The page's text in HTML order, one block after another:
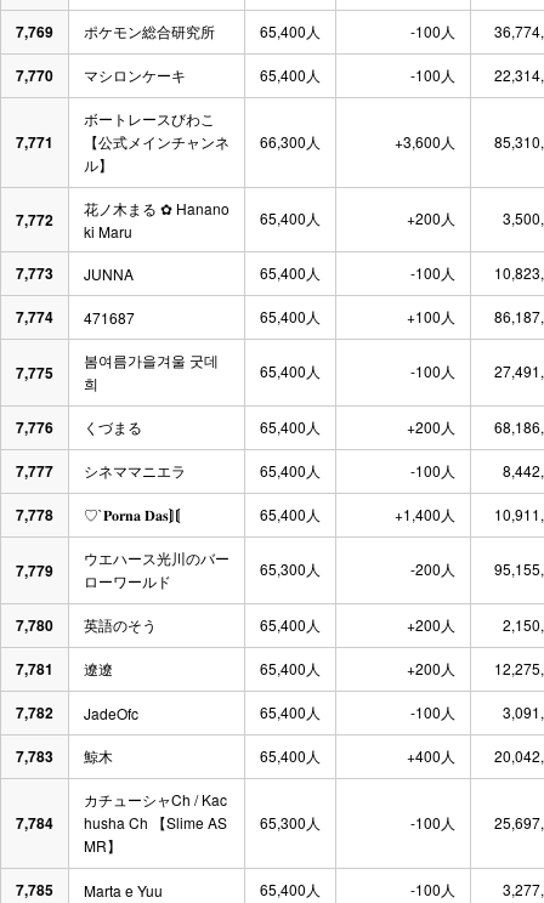
7,769 ポケモン総合研究所 65,400人 -100人
7,770 マシロンケーキ 65,400人 -100人
7,771
ボートレースびわこ
【公式メインチャンネ
ル】
66,300人 +3,600人
7,772
花ノ木まる ✿ Hanano
ki Maru
65,400人 +200人
7,773 JUNNA 65,400人 -100人
7,774 471687 65,400人 +100人
7,775
봄여름가을겨울 굿데
희
65,400人 -100人
7,776 くづまる 65,400人 +200人
7,777 シネママニエラ 65,400人 -100人
7,778 ♡︎`𝐏𝐨𝐫𝐧𝐚 𝐃𝐚𝐬⟭⟬ 65,400人 +1,400人
7,779
ウエハース光川のバー
ローワールド
65,300人 -200人
7,780 英語のそう 65,400人 +200人
7,781 遼遼 65,400人 +200人
7,782 JadeOfc 65,400人 -100人
7,783 鯨木 65,400人 +400人
7,784
カチューシャCh / Kac
husha Ch 【Slime AS
MR】
65,300人 -100人
7,785 Marta e Yuu 65,400人 -100人